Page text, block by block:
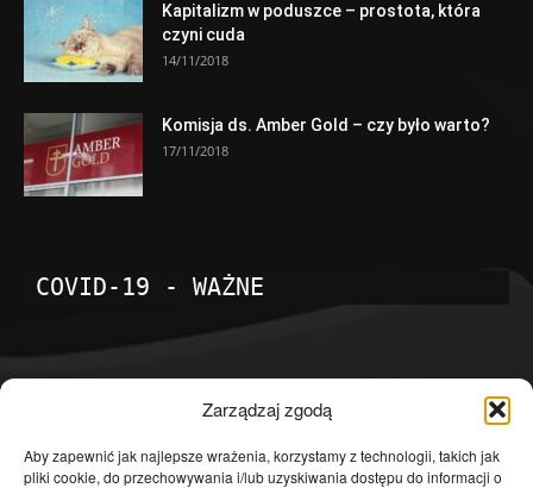
Zarządzaj zgodą
Aby zapewnić jak najlepsze wrażenia, korzystamy z technologii, takich jak
pliki cookie, do przechowywania i/lub uzyskiwania dostępu do informacji o
Kapitalizm w poduszce – prostota, która
czyni cuda
14/11/2018
Komisja ds. Amber Gold – czy było warto?
17/11/2018
COVID-19 - WAŻNE
Temat dnia
4601